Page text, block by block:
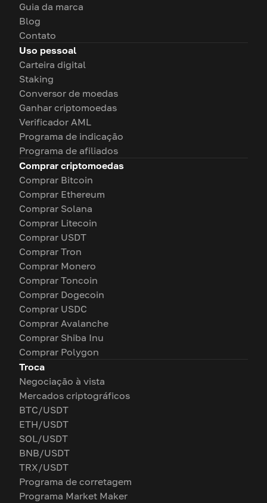
Guia da marca
Blog
Contato
Uso pessoal
Carteira digital
Staking
Conversor de moedas
Ganhar criptomoedas
Verificador AML
Programa de indicação
Programa de afiliados
Comprar criptomoedas
Comprar Bitcoin
Comprar Ethereum
Comprar Solana
Comprar Litecoin
Comprar USDT
Comprar Tron
Comprar Monero
Comprar Toncoin
Comprar Dogecoin
Comprar USDC
Comprar Avalanche
Comprar Shiba Inu
Comprar Polygon
Troca
Negociação à vista
Mercados criptográficos
BTC/USDT
ETH/USDT
SOL/USDT
BNB/USDT
TRX/USDT
Programa de corretagem
Programa Market Maker